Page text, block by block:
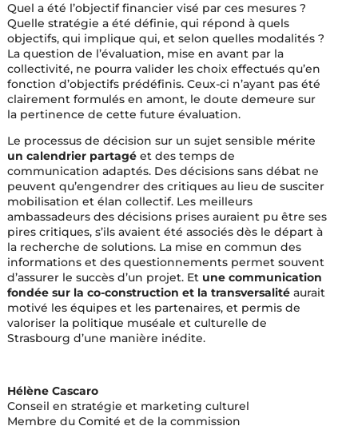
Quel a été l’objectif financier visé par ces mesures ?
Quelle stratégie a été définie, qui répond à quels
objectifs, qui implique qui, et selon quelles modalités ?
La question de l’évaluation, mise en avant par la
collectivité, ne pourra valider les choix effectués qu’en
fonction d’objectifs prédéfinis. Ceux-ci n’ayant pas été
clairement formulés en amont, le doute demeure sur
la pertinence de cette future évaluation.
Le processus de décision sur un sujet sensible mérite
un calendrier partagéet des temps de
communication adaptés. Des décisions sans débat ne
peuvent qu’engendrer des critiques au lieu de susciter
mobilisation et élan collectif. Les meilleurs
ambassadeurs des décisions prises auraient pu être ses
pires critiques, s’ils avaient été associés dès le départ à
la recherche de solutions. La mise en commun des
informations et des questionnements permet souvent
d’assurer le succès d’un projet. Et une communication
fondée sur la co-construction et la transversalitéaurait
motivé les équipes et les partenaires, et permis de
valoriser la politique muséale et culturelle de
Strasbourg d’une manière inédite.
Hélène Cascaro
Conseil en stratégie et marketing culturel
Membre du Comité et de la commission